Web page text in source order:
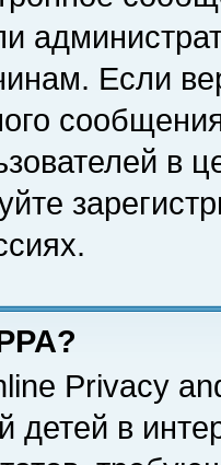
Если
в
Privacy
детей в